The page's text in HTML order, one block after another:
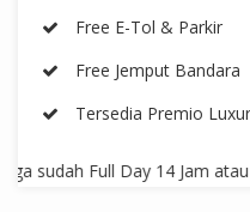
Free E-Tol & Parkir
Free Jemput Bandara
Tersedia Premio
Full Day 14 Jam atau